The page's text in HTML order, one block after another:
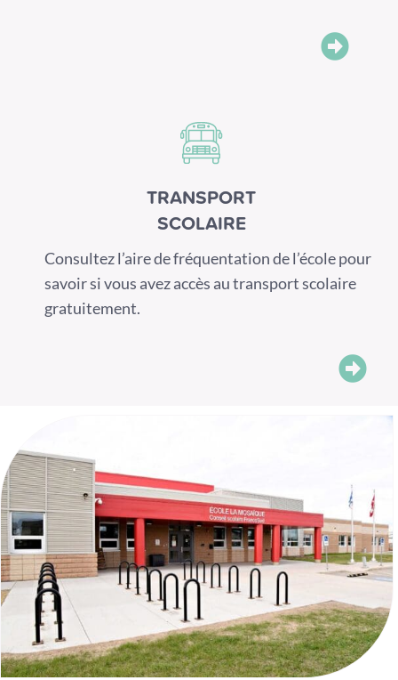
TRANSPORT
SCOLAIRE
Consultez l’aire de fréquentation de l’école pour
savoir si vous avez accès au transport scolaire
gratuitement.